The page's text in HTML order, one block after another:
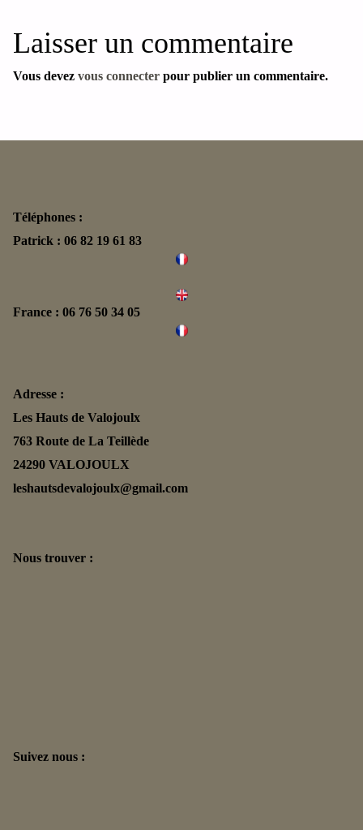
Laisser un commentaire
Vous devezvous connecter pour publier un commentaire.
Téléphones :
Patrick : 06 82 19 61 83
France : 06 76 50 34 05
Adresse :
Les Hauts de Valojoulx
763 Route de La Teillède
24290 VALOJOULX
leshautsdevalojoulx@gmail.com
Nous trouver :
Suivez nous :